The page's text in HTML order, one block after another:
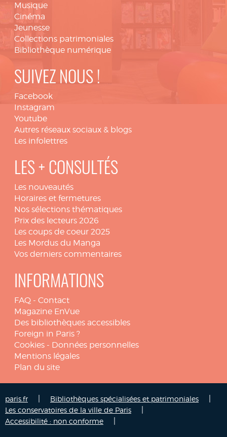
Musique
Cinéma
Jeunesse
Collections patrimoniales
Bibliothèque numérique
SUIVEZ NOUS !
Facebook
Instagram
Youtube
Autres réseaux sociaux & blogs
Les infolettres
LES + CONSULTÉS
Les nouveautés
Horaires et fermetures
Nos sélections thématiques
Prix des lecteurs 2026
Les coups de coeur 2025
Les Mordus du Manga
Vos derniers commentaires
INFORMATIONS
FAQ - Contact
Magazine EnVue
Des bibliothèques accessibles
Foreign in Paris ?
Cookies - Données personnelles
Mentions légales
Plan du site
paris.fr Bibliothèques spécialisées et patrimoniales
Les conservatoires de la ville de Paris
Accessibilité : non conforme